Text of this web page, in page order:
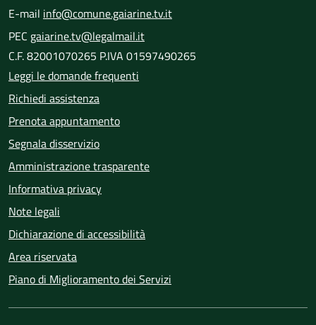
E-mail info@comune.gaiarine.tv.it
PEC gaiarine.tv@legalmail.it
C.F. 82001070265 P.IVA 01597490265
Leggi le domande frequenti
Richiedi assistenza
Prenota appuntamento
Segnala disservizio
Amministrazione trasparente
Informativa privacy
Note legali
Dichiarazione di accessibilità
Area riservata
Piano di Miglioramento dei Servizi